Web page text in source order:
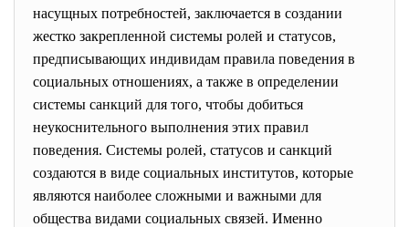
насущных потребностей, заключается в создании
жестко закрепленной системы ролей и статусов,
предписывающих индивидам правила поведения в
социальных отношениях, а также в определении
системы санкций для того, чтобы добиться
неукоснительного выполнения этих правил
поведения. Системы ролей, статусов и санкций
создаются в виде социальных институтов, которые
являются наиболее сложными и важными для
общества видами социальных связей. Именно